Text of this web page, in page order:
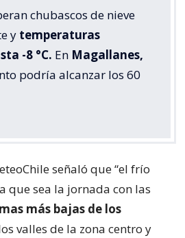
chubascos de nieve
y temperaturas
-8 °C. En Magallanes,
podría alcanzar los 60
señaló que “el frío
que sea la jornada con las
más bajas de los
valles de la zona centro y